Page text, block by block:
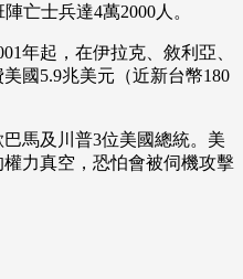
亡士兵達4萬2000人。
年起，在伊拉克、敘利亞、
國5.9兆美元（近新台幣180
馬及川普3位美國總統。美
力真空，恐怕會被伺機攻擊